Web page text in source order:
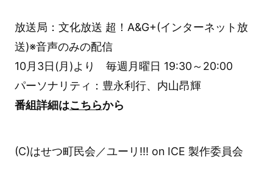
放送局：文化放送 超！A&G+(インターネット放
送)※音声のみの配信
10月3日(月)より 毎週月曜日 19:30～20:00
パーソナリティ：豊永利行、内山昂輝
番組詳細はこちらから
(C)はせつ町民会／ユーリ!!! on ICE 製作委員会